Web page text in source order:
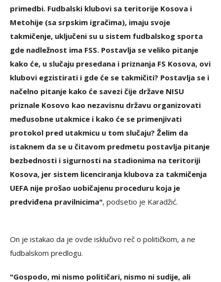
primedbi. Fudbalski klubovi sa teritorije Kosova i
Metohije (sa srpskim igračima), imaju svoje
takmičenje, uključeni su u sistem fudbalskog sporta
gde nadležnost ima FSS. Postavlja se veliko pitanje
kako će, u slučaju presedana i priznanja FS Kosova, ovi
klubovi egzistirati i gde će se takmičiti? Postavlja se i
načelno pitanje kako će savezi čije države NISU
priznale Kosovo kao nezavisnu državu organizovati
međusobne utakmice i kako će se primenjivati
protokol pred utakmicu u tom slučaju? Želim da
istaknem da se u čitavom predmetu postavlja pitanje
bezbednosti i sigurnosti na stadionima na teritoriji
Kosova, jer sistem licenciranja klubova za takmičenja
UEFA nije prošao uobičajenu proceduru koja je
predviđena pravilnicima", podsetio je Karadžić.
On je istakao da je ovde isklučivo reč o političkom, a ne
fudbalskom predlogu.
"Gospodo, mi nismo političari, nismo ni sudije, ali